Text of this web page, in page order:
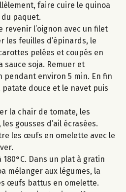
faire cuire le quinoa
paquet.
revenir l’oignon avec un filet
les feuilles d’épinards, le
pelées et coupés en
sauce soja. Remuer et
pendant environ 5 min. En fin
douce et le navet puis
la chair de tomate, les
gousses d’ail écrasées.
les œufs en omelette avec le
Dans un plat à gratin
mélanger aux légumes, la
œufs battus en omelette.